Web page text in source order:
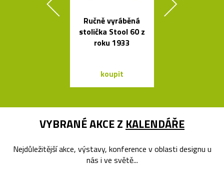
Ručně vyráběná
stolička Stool 60 z
roku 1933
koupit
VYBRANÉ AKCE Z KALENDÁŘE
Nejdůležitější akce, výstavy, konference v oblasti designu u
nás i ve světě...